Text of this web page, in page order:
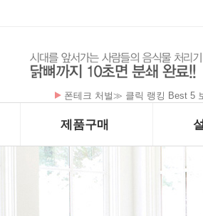
폰테크 처벌≫ 클릭 랭킹 Best 5
제품구매